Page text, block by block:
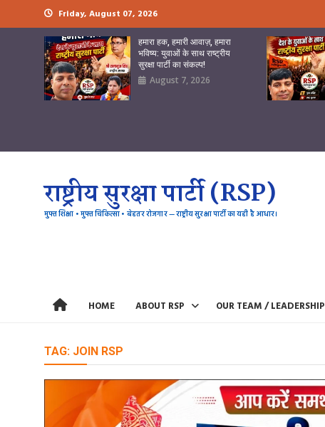
to
Friday, August 07, 2026
हमारा हक, हमारी आवाज़, हमारा
भविष्य: युवाओं के साथ राष्ट्रीय
सुरक्षा पार्टी का संकल्प!
August 7, 2026
राष्ट्रीय सुरक्षा पार्टी (RSP)
मुफ्त शिक्षा • मुफ्त चिकित्सा • बेहतर रोजगार — राष्ट्रीय सुरक्षा पार्टी का यही है आधार।
HOME ABOUT RSP OUR TEAM / LEADERSHIP
TAG: JOIN RSP